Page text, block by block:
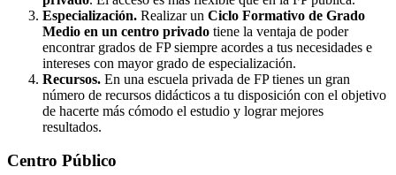
Especialización. Realizar un Ciclo Formativo de Grado
Medio en un centro privado tiene la ventaja de poder
encontrar grados de FP siempre acordes a tus necesidades e
intereses con mayor grado de especialización.
Recursos. En una escuela privada de FP tienes un gran
número de recursos didácticos a tu disposición con el objetivo
de hacerte más cómodo el estudio y lograr mejores
resultados.
Centro Público